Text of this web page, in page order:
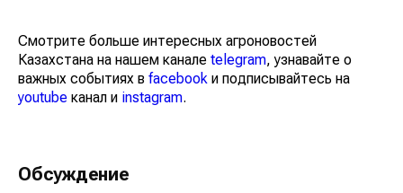
Смотрите больше интересных агроновостей
Казахстана на нашем канале telegram, узнавайте о
важных событиях в facebook и подписывайтесь на
youtube канал и instagram.
Обсуждение